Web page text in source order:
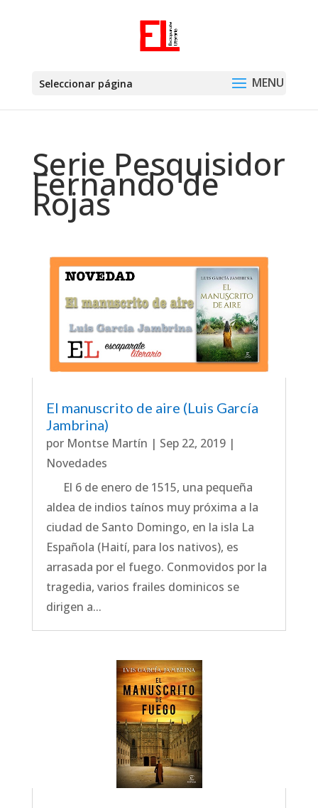
Seleccionar página
Serie Pesquisidor
Fernando de
Rojas
El manuscrito de aire (Luis García
Jambrina)
por Montse Martín | Sep 22, 2019|
Novedades
El 6 de enero de 1515, una pequeña
aldea de indios taínos muy próxima a la
ciudad de Santo Domingo, en la isla La
Española (Haití, para los nativos), es
arrasada por el fuego. Conmovidos por la
tragedia, varios frailes dominicos se
dirigen a...